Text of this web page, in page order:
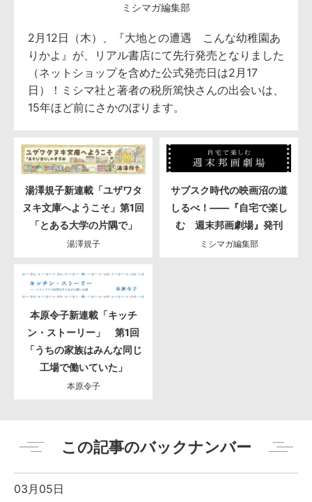
ミシマガ編集部
2月12日（木）、『大地との遭遇 こんな幼稚園あ
りかよ』が、リアル書店にて先行発売となりました
（ネットショップを含めた公式発売日は2月17
日）！ミシマ社と著者の税所篤快さんの出会いは、
15年ほど前にさかのぼります。
湯澤規子新連載「ユザワタ
ヌキ文庫へようこそ」第1回
「とある大学の片隅で」
湯澤規子
サブスク時代の映画沼の道
しるべ！――『自宅で楽し
む 週末邦画劇場』発刊
ミシマガ編集部
本原令子新連載「キッチ
ン・ストーリー」 第1回
「うちの家族はみんな同じ
工場で働いていた」
本原令子
この記事のバックナンバー
03月05日